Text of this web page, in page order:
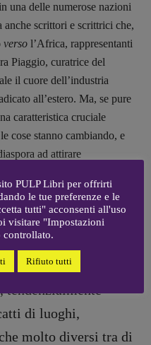
una delle numerose nazioni
anche scrittori e scrittrici che,
verso l’Africa, rappresentanti
Piaggio, curatrice del
il cuore dell’industria
all’estero. Ma, se pure
caratteristica cruciale
cose stanno cambiando, e
ad attirare
che si rivolge in primo
fine alla curiosa giravolta
dentro”, scrive Piaggio
contributi di grande
di luoghi,
molto diversi tra di
PULP Libri per offrirti
le tue preferenze e le
tutti" acconsenti all'uso
visitare "Impostazioni
controllato.
Rifiuto tutti